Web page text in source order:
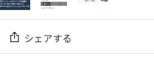
シェアする